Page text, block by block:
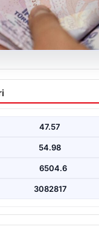
Bayramı
Emekli
Bayramı’nın
ne…
47.57
54.98
6504.6
3082817